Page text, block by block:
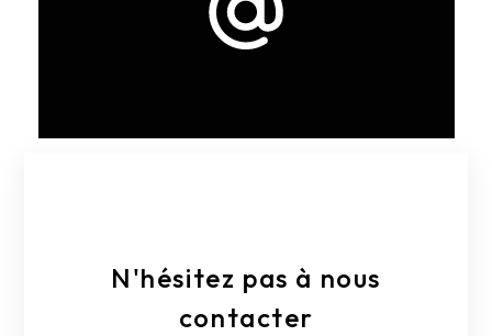
N'hésitez pas à nous
contacter